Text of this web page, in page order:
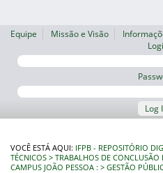
Equipe Missão e Visão
Log
VOCÊ ESTÁ AQUI: IFPB - REPOSITÓRIO
TÉCNICOS
TRABALHOS DE CONCLUSÃO
CAMPUS JOÃO PESSOA :
GESTÃO